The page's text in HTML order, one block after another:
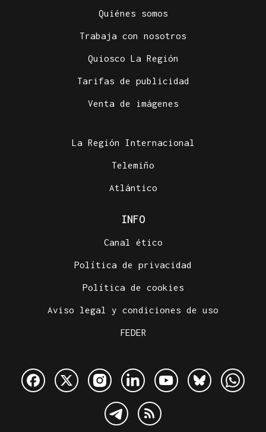
Quiénes somos
Trabaja con nosotros
Quiosco La Región
Tarifas de publicidad
Venta de imágenes
La Región Internacional
Telemiño
Atlántico
INFO
Canal ético
Política de privacidad
Política de cookies
Aviso legal y condiciones de uso
FEDER